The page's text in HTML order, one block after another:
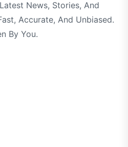
News, Stories, And
Accurate, And Unbiased.
By You.